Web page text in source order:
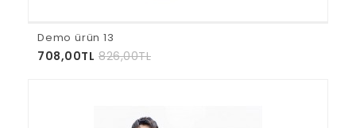
Demo ürün 13
708,00TL 826,00TL